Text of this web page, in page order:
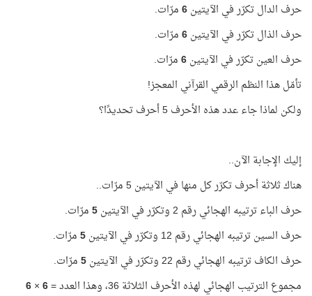
حرف الدال تكرّر في الآيتين6مرّات.
حرف الذال تكرّر في الآيتين6مرّات.
حرف العين تكرّر في الآيتين6مرّات.
تأمّل هذا النظم الرقمي القرآني المعجز!
ولكن لماذا جاء عدد هذه الأحرف 5 أحرف تحديدًا؟
إليك الإجابة الآن..
هناك ثلاثة أحرف تكرّر كل منها في الآيتين 5 مرّات..
حرف الباء ترتيبه الهجائي رقم 2 وتكرّر في الآيتين
5مرّات.
حرف السين ترتيبه الهجائي رقم 12 وتكرّر في الآيتين
5مرّات.
حرف الكاف ترتيبه الهجائي رقم 22 وتكرّر في الآيتين
5مرّات.
مجموع الترتيب الهجائي لهذه الأحرف الثلاثة 36، وهذا العدد =
6
×
6